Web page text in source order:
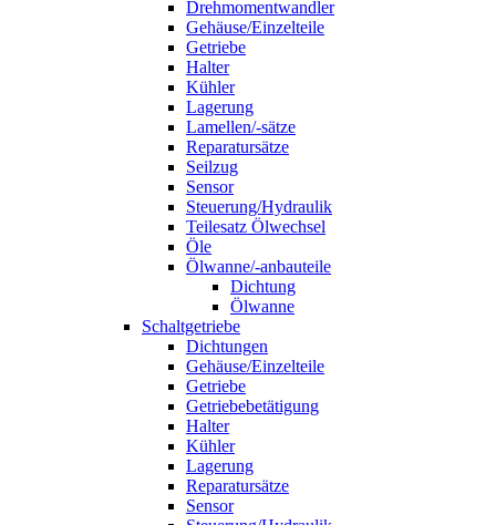
Drehmomentwandler
Gehäuse/Einzelteile
Getriebe
Halter
Kühler
Lagerung
Lamellen/-sätze
Reparatursätze
Seilzug
Sensor
Steuerung/Hydraulik
Teilesatz Ölwechsel
Öle
Ölwanne/-anbauteile
Dichtung
Ölwanne
Schaltgetriebe
Dichtungen
Gehäuse/Einzelteile
Getriebe
Getriebebetätigung
Halter
Kühler
Lagerung
Reparatursätze
Sensor